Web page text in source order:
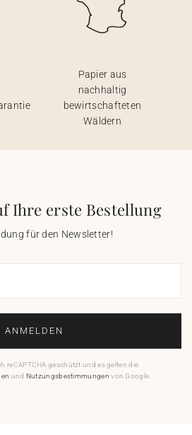
Papier aus
nachhaltig
bewirtschafteten
Wäldern
Ihre erste Bestellung
für den Newsletter!
ANMELDEN
reCAPTCHA geschützt und es gelten die
und Nutzungsbestimmungen von Google.